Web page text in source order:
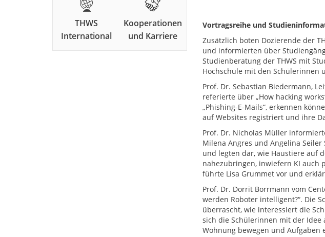
Vortragsreihe und
Zusätzlich boten Dozierende der
und informierten über
Studienberatung der THWS mit
Hochschule mit den Schülerinnen
Prof. Dr. Sebastian Biedermann,
referierte über „How hacking
„Phishing-E-Mails“, erkennen
auf Websites registriert und ihre
Prof. Dr. Nicholas Müller
Milena Angres und Angelina
und legten dar, wie Haustiere auf
nahezubringen, inwiefern KI auch
führte Lisa Grummet vor und
Prof. Dr. Dorrit Borrmann vom
werden Roboter intelligent?“. Die
überrascht, wie interessiert die
sich die Schülerinnen mit der
Wohnung bewegen und Aufgaben
THWS
International
Kooperationen
und Karriere